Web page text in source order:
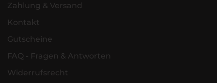
Zahlung & Versand
Kontakt
Gutscheine
FAQ - Fragen & Antworten
Widerrufsrecht